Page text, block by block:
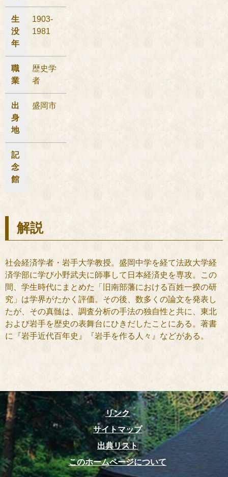
生
没
年
1903-
1981
職
業
歴史学
者
出
身
地
盛岡市
記
念
館
解説
社会経済学者・岩手大学教授。盛岡中学を経て法政大学経
済学部に学び小野武夫に師事して日本経済史を専攻。この
間、学生時代にまとめた「旧南部藩における百姓一揆の研
究」は学界がたかく評価。その後、数多くの論文を発表し
たが、その真髄は、調査分析の手法の独自性と共に、東北
および岩手を歴史の表舞台にひきだしたことにある。著書
に『岩手近代百年史』『岩手を作る人々』などがある。
リンク
サイトマップ
出典リスト
このホームページについて